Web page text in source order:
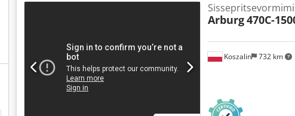
Koszalin 732 km
Arburg470C-